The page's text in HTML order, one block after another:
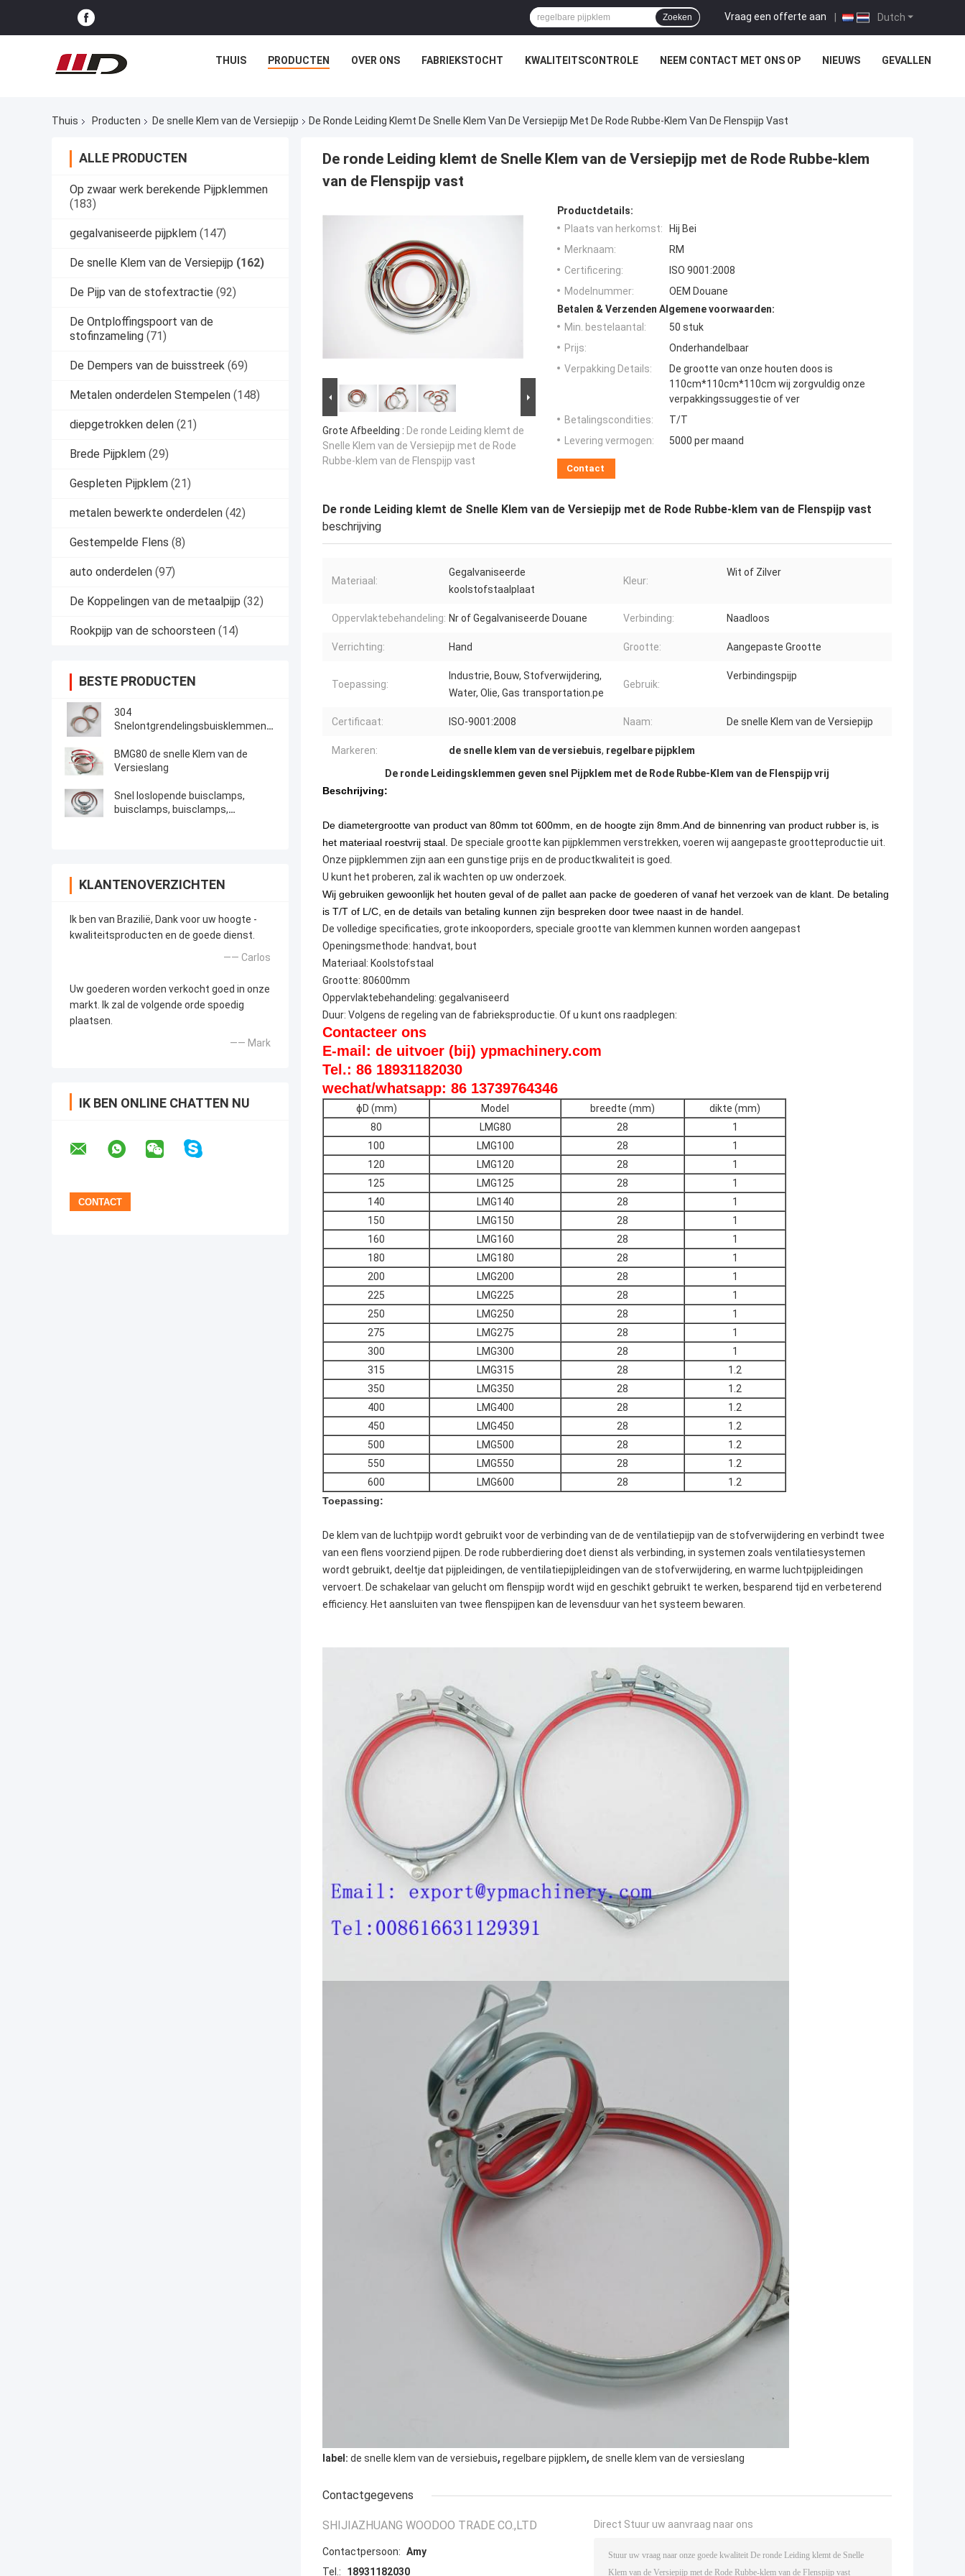
Dutch
Vraag een offerte aan |
Zoeken
THUIS PRODUCTEN OVER ONS FABRIEKSTOCHT KWALITEITSCONTROLE NEEM CONTACT MET ONS OP NIEUWS GEVALLEN
Thuis Producten De snelle Klem van de Versiepijp De Ronde Leiding Klemt De Snelle Klem Van De Versiepijp Met De Rode Rubbe-Klem Van De Flenspijp Vast
ALLE PRODUCTEN
Op zwaar werk berekende Pijpklemmen
(183)
gegalvaniseerde pijpklem (147)
De snelle Klem van de Versiepijp (162)
De Pijp van de stofextractie (92)
De Ontploffingspoort van de
stofinzameling (71)
De Dempers van de buisstreek (69)
Metalen onderdelen Stempelen (148)
diepgetrokken delen (21)
Brede Pijpklem (29)
Gespleten Pijpklem (21)
metalen bewerkte onderdelen (42)
Gestempelde Flens (8)
auto onderdelen (97)
De Koppelingen van de metaalpijp (32)
Rookpijp van de schoorsteen (14)
BESTE PRODUCTEN
304
Snelontgrendelingsbuisklemmen
BMG80 de snelle Klem van de
Versieslang
Snel loslopende buisclamps,
buisclamps, buisclamps,
KLANTENOVERZICHTEN
Ik ben van Brazilië, Dank voor uw hoogte -
kwaliteitsproducten en de goede dienst.
—— Carlos
Uw goederen worden verkocht goed in onze
markt. Ik zal de volgende orde spoedig
plaatsen.
—— Mark
IK BEN ONLINE CHATTEN NU
De ronde Leiding klemt de Snelle Klem van de Versiepijp met de Rode Rubbe-klem
van de Flenspijp vast
Grote Afbeelding : De ronde Leiding klemt de
Snelle Klem van de Versiepijp met de Rode
Rubbe-klem van de Flenspijp vast
Productdetails:
Plaats van herkomst:
Hij Bei
Merknaam:
RM
Certificering:
ISO 9001:2008
Modelnummer:
OEM Douane
Betalen & Verzenden Algemene voorwaarden:
Min. bestelaantal:
50 stuk
Prijs:
Onderhandelbaar
Verpakking Details:
De grootte van onze houten doos is
110cm*110cm*110cm wij zorgvuldig onze
verpakkingssuggestie of ver
Betalingscondities:
T/T
Levering vermogen:
5000 per maand
Contact
De ronde Leiding klemt de Snelle Klem van de Versiepijp met de Rode Rubbe-klem van de Flenspijp vast
beschrijving
Materiaal:
Gegalvaniseerde
koolstofstaalplaat
Kleur:
Wit of Zilver
Oppervlaktebehandeling: Nr of Gegalvaniseerde Douane Verbinding: Naadloos
Verrichting: Hand Grootte: Aangepaste Grootte
Toepassing:
Industrie, Bouw, Stofverwijdering,
Water, Olie, Gas transportation.pe
Gebruik:
Verbindingspijp
Certificaat: ISO-9001:2008 Naam: De snelle Klem van de Versiepijp
Markeren: de snelle klem van de versiebuis, regelbare pijpklem
De ronde Leidingsklemmen geven snel Pijpklem met de Rode Rubbe-Klem van de Flenspijp vrij
Beschrijving:
De diametergrootte van product van 80mm tot 600mm, en de hoogte zijn 8mm.And de binnenring van product rubber is, is
het materiaal roestvrij staal. De speciale grootte kan pijpklemmen verstrekken, voeren wij aangepaste grootteproductie uit.
Onze pijpklemmen zijn aan een gunstige prijs en de productkwaliteit is goed.
U kunt het proberen, zal ik wachten op uw onderzoek.
Wij gebruiken gewoonlijk het houten geval of de pallet aan packe de goederen of vanaf het verzoek van de klant. De betaling
is T/T of L/C, en de details van betaling kunnen zijn bespreken door twee naast in de handel.
De volledige specificaties, grote inkooporders, speciale grootte van klemmen kunnen worden aangepast
Openingsmethode: handvat, bout
Materiaal: Koolstofstaal
Grootte: 80600mm
Oppervlaktebehandeling: gegalvaniseerd
Duur: Volgens de regeling van de fabrieksproductie. Of u kunt ons raadplegen:
Contacteer ons
E-mail: de uitvoer (bij) ypmachinery.com
Tel.: 86 18931182030
wechat/whatsapp: 86 13739764346
ɸD (mm) Model breedte (mm)
dikte (mm)
80
LMG80 28
1
100
LMG100 28
1
120
LMG120 28
1
125
LMG125 28
1
140
LMG140 28
1
150
LMG150 28
1
160
LMG160 28
1
180
LMG180 28
1
200
LMG200 28
1
225
LMG225 28
1
250
LMG250 28
1
275
LMG275 28
1
300
LMG300 28
1
315
LMG315 28
1.2
350
LMG350 28
1.2
400
LMG400 28
1.2
450
LMG450 28
1.2
500
LMG500 28
1.2
550
LMG550 28
1.2
600
LMG600 28
1.2
Toepassing:
De klem van de luchtpijp wordt gebruikt voor de verbinding van de de ventilatiepijp van de stofverwijdering en verbindt twee
van een flens voorziend pijpen. De rode rubberdiering doet dienst als verbinding, in systemen zoals ventilatiesystemen
wordt gebruikt, deeltje dat pijpleidingen, de ventilatiepijpleidingen van de stofverwijdering, en warme luchtpijpleidingen
vervoert. De schakelaar van gelucht om flenspijp wordt wijd en geschikt gebruikt te werken, besparend tijd en verbeterend
efficiency. Het aansluiten van twee flenspijpen kan de levensduur van het systeem bewaren.
label: de snelle klem van de versiebuis, regelbare pijpklem, de snelle klem van de versieslang
Contactgegevens
SHIJIAZHUANG WOODOO TRADE CO.,LTD
Contactpersoon: Amy
Tel.:
18931182030
Direct Stuur uw aanvraag naar ons